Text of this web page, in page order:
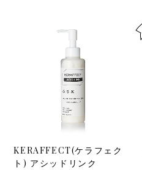
KERAFFECT(ケラフェク
ト) アシッドリンク